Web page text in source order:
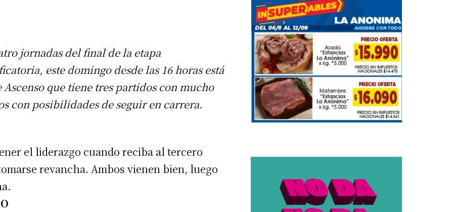
jornadas del final de la etapa
este domingo desde las 16 horas está
que tiene tres partidos con mucho
con posibilidades de seguir en carrera.
el liderazgo cuando reciba al tercero
revancha. Ambos vienen bien, luego